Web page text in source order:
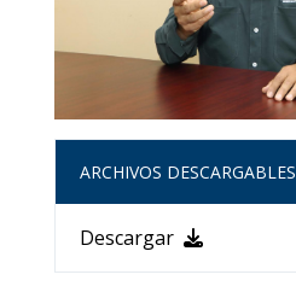
ARCHIVOS DESCARGABLES
Descargar